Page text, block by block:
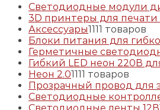
Светодиодные модули
3D принтеры для печати
Аксессуары1111 товаров
Блоки питания для
Герметичные
Гибкий LED неон 220В
Неон 2.01111 товаров
Прозрачный провод для
Светодиодные